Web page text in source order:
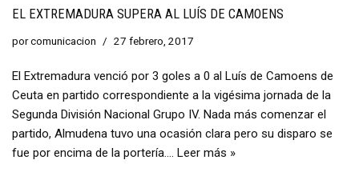
EL EXTREMADURA SUPERA AL LUÍS DE CAMOENS
porcomunicacion 27 febrero, 2017
El Extremadura venció por 3 goles a 0 al Luís de Camoens de
Ceuta en partido correspondiente a la vigésima jornada de la
Segunda División Nacional Grupo IV. Nada más comenzar el
partido, Almudena tuvo una ocasión clara pero su disparo se
fue por encima de la portería.… Leer más »